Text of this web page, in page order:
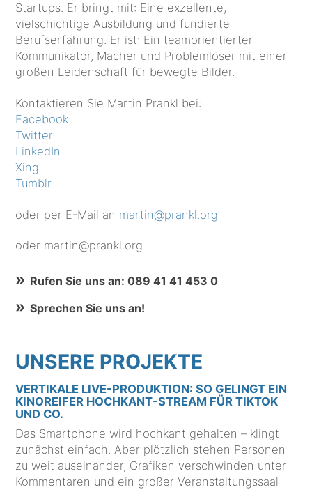
Startups. Er bringt mit: Eine exzellente,
vielschichtige Ausbildung und fundierte
Berufserfahrung. Er ist: Ein teamorientierter
Kommunikator, Macher und Problemlöser mit einer
großen Leidenschaft für bewegte Bilder.
Kontaktieren Sie Martin Prankl bei:
Facebook
Twitter
LinkedIn
Xing
Tumblr
oder per E-Mail an martin@prankl.org
oder martin@prankl.org
Rufen Sie uns an: 089 41 41 453 0
Sprechen Sie uns an!
UNSERE PROJEKTE
VERTIKALE LIVE-PRODUKTION: SO GELINGT EIN
KINOREIFER HOCHKANT-STREAM FÜR TIKTOK
UND CO.
Das Smartphone wird hochkant gehalten – klingt
zunächst einfach. Aber plötzlich stehen Personen
zu weit auseinander, Grafiken verschwinden unter
Kommentaren und ein großer Veranstaltungssaal